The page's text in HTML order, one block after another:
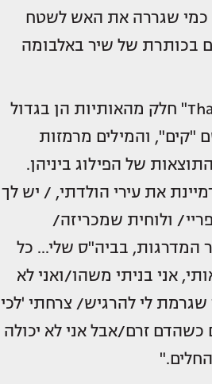
כמי שגררה את האש לשטח
בכותרת של שיר באלבומה
בשיר "Thankyou Aimee" חלק מהאותיות הן בגדול
"קים", והמילים מרמזות
של הפילוג ביניהן.
את עירי הולדתי, / יש לך
ולוחית שמכריזה/
המדרגות, בביה"ס שלי... כל
אני בניתי משהו/ואני לא
שגרמת לי להרגיש/ צרחתי 'לכי
כשהדם זרם/אבל אני לא יכולה